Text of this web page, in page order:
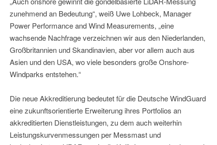
zunehmend an Bedeutung“, weiß Uwe Lohbeck, Manager
Power Performance and Wind Measurements, „eine
wachsende Nachfrage verzeichnen wir aus den Niederlanden,
Großbritannien und Skandinavien, aber vor allem auch aus
Asien und den USA, wo viele besonders große Onshore-
Windparks entstehen.“
Die neue Akkreditierung bedeutet für die Deutsche WindGuard
eine zukunftsorientierte Erweiterung ihres Portfolios an
akkreditierten Dienstleistungen, zu dem auch weiterhin
Leistungskurvenmessungen per Messmast und